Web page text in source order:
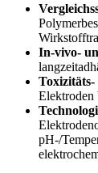
In-vivo-
Elektroden
pH‑/